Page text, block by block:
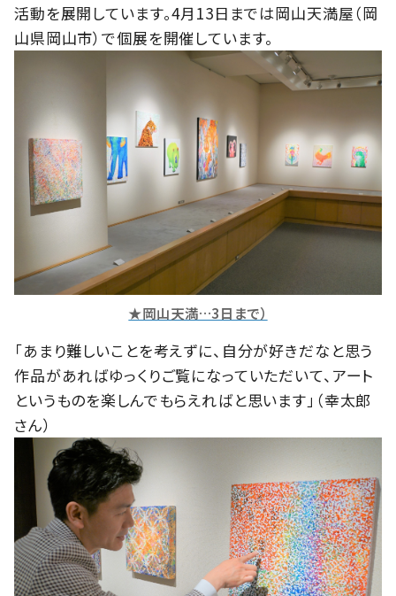
活動を展開しています。4月13日までは岡山天満屋（岡
山県岡山市）で個展を開催しています。
★岡山天満…3日まで）
「あまり難しいことを考えずに、自分が好きだなと思う
作品があればゆっくりご覧になっていただいて、アート
というものを楽しんでもらえればと思います」（幸太郎
さん）